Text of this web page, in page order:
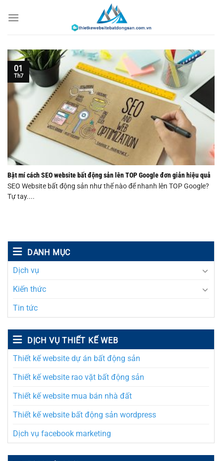
đến
DANH MỤC
Dịch vụ
Kiến thức
Tin tức
DỊCH VỤ THIẾT KẾ WEB
Thiết kế website dự án bất động sản
Thiết kế website rao vặt bất động sản
Thiết kế website mua bán nhà đất
Thiết kế website bất động sản wordpress
Dịch vụ facebook marketing
Bật mí cách SEO website bất động sản lên TOP Google đơn giản hiệu quả
SEO Website bất động sản như thế nào để nhanh lên TOP Google?
Tự tay....
01
Th7